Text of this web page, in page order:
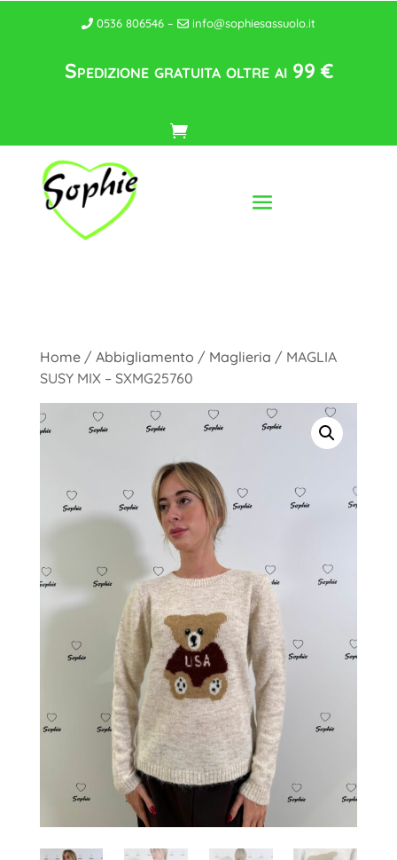
0536 806546 – info@sophiesassuolo.it
Spedizione gratuita oltre ai 99 €
Home/ Abbigliamento / Maglieria / MAGLIA
SUSY MIX – SXMG25760